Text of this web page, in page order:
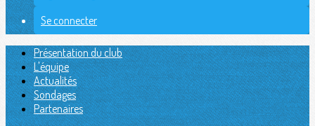
Se connecter
Présentation du club
L'équipe
Actualités
Sondages
Partenaires